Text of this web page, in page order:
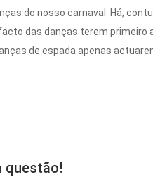
do nosso carnaval. Há,
das danças terem primeiro
de espada apenas
questão!